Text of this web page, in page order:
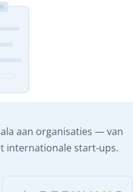
aan organisaties — van
internationale start-ups.